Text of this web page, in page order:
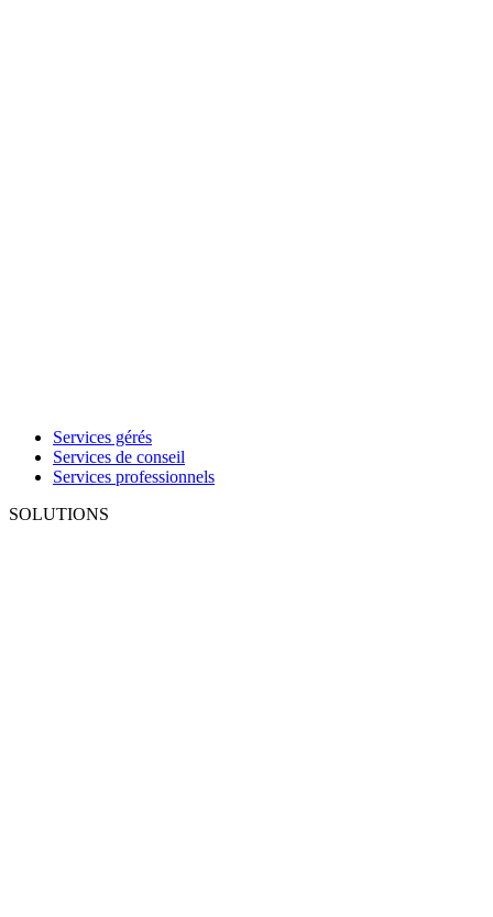
Services gérés
Services de conseil
Services professionnels
SOLUTIONS